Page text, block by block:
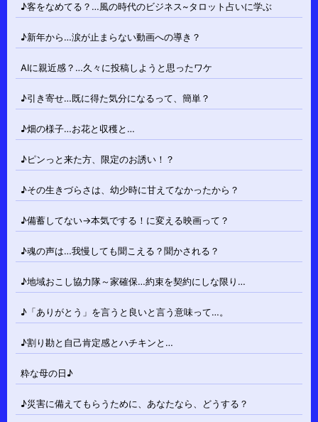
♪客をなめてる？…風の時代のビジネス~タロット占いに学ぶ
♪新年から…涙が止まらない動画への導き？
AIに親近感？…久々に投稿しようと思ったワケ
♪引き寄せ…既に得た気分になるって、簡単？
♪畑の様子…お花と収穫と…
♪ピンっと来た方、限定のお誘い！？
♪その生きづらさは、幼少時に甘えてなかったから？
♪備蓄してない→本気でする！に変える映画って？
♪魂の声は…我慢しても聞こえる？聞かされる？
♪地域おこし協力隊～家確保…約束を契約にしな限り…
♪「ありがとう」を言うと良いと言う意味って…。
♪割り勘と自己肯定感とハチキンと…
粋な母の日♪
♪災害に備えてもらうために、あなたなら、どうする？